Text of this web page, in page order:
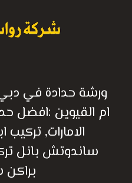
ورشة حدادة في
ام القيوين :افضل
الامارات,
ساندوتش بانل
براكن